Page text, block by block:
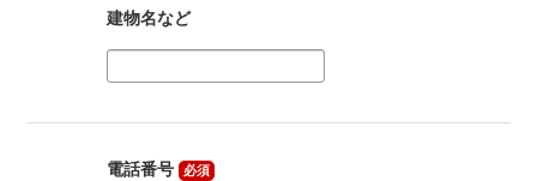
建物名など
電話番号 必須